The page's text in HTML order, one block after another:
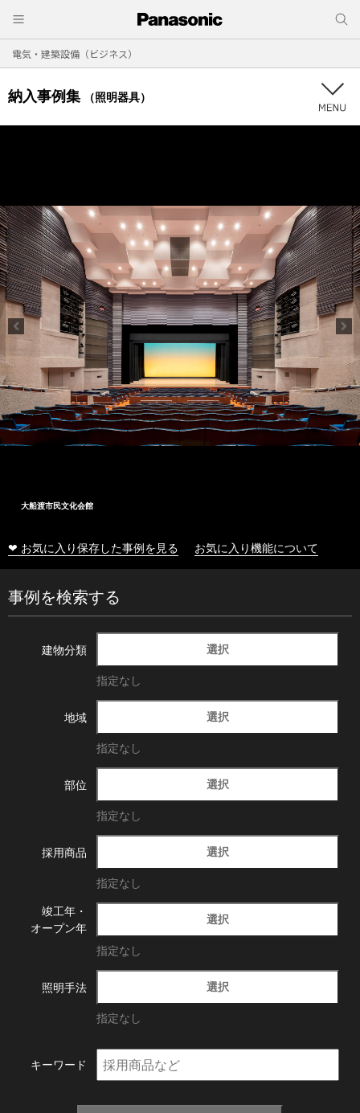
電気・建築設備（ビジネス）
納入事例集 （照明器具）
大船渡市民文化会館
❤ お気に入り保存した事例を見る お気に入り機能について
事例を検索する
建物分類 選択
指定なし
地域 選択
指定なし
部位 選択
指定なし
採用商品 選択
指定なし
竣工年・
オープン年
選択
指定なし
照明手法 選択
指定なし
キーワード